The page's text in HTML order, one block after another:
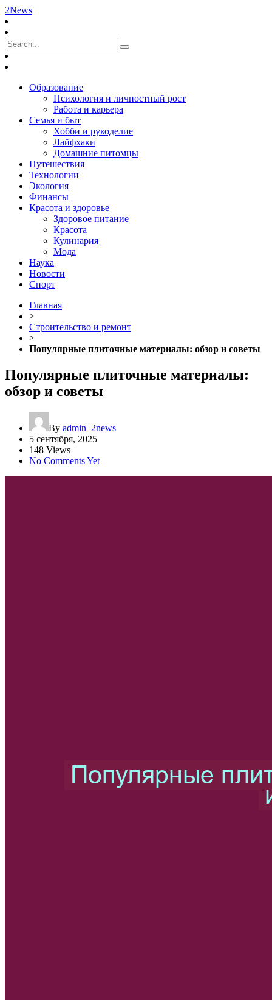
2News
Образование
Психология и личностный рост
Работа и карьера
Семья и быт
Хобби и рукоделие
Лайфхаки
Домашние питомцы
Путешествия
Технологии
Экология
Финансы
Красота и здоровье
Здоровое питание
Красота
Кулинария
Мода
Наука
Новости
Спорт
Главная
>
Строительство и ремонт
>
Популярные плиточные материалы: обзор и советы
Популярные плиточные материалы:
обзор и советы
By admin_2news
5 сентября, 2025
148 Views
No Comments Yet